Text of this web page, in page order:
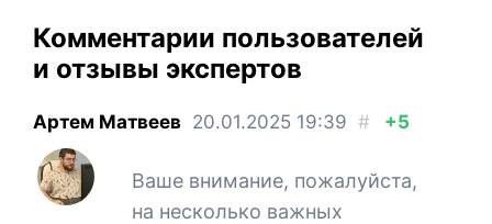
Комментарии пользователей
и отзывы экспертов
Артем Матвеев 20.01.2025 19:39 # +5
Ваше внимание, пожалуйста,
на несколько важных